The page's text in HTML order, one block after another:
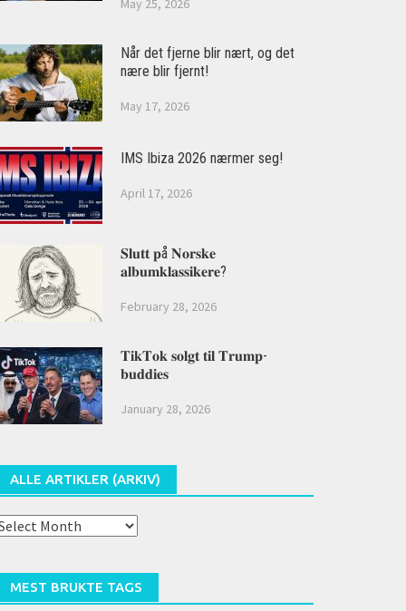
May 25, 2026
Når det fjerne blir nært, og det
nære blir fjernt!
May 17, 2026
IMS Ibiza 2026 nærmer seg!
April 17, 2026
𝐒𝐥𝐮𝐭𝐭 𝐩å 𝐍𝐨𝐫𝐬𝐤𝐞
𝐚𝐥𝐛𝐮𝐦𝐤𝐥𝐚𝐬𝐬𝐢𝐤𝐞𝐫𝐞?
February 28, 2026
𝐓𝐢𝐤𝐓𝐨𝐤 𝐬𝐨𝐥𝐠𝐭 𝐭𝐢𝐥 𝐓𝐫𝐮𝐦𝐩-
𝐛𝐮𝐝𝐝𝐢𝐞𝐬
January 28, 2026
ALLE ARTIKLER (ARKIV)
MEST BRUKTE TAGS